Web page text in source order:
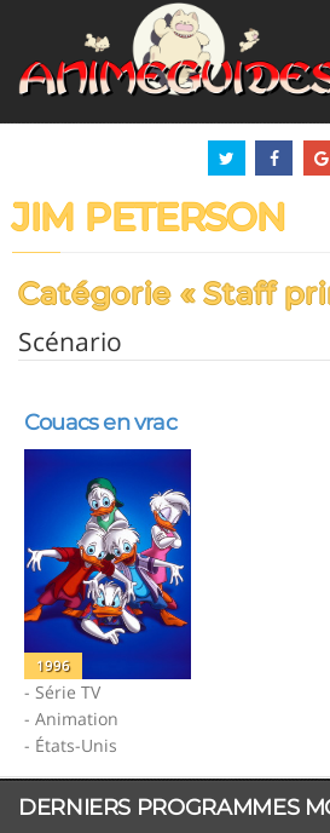
JIM PETERSON
Catégorie « Staff
Scénario
Couacs en vrac
1996
- Série TV
- Animation
- États-Unis
DERNIERS PROGRAMMES
Panneau de gestion des cookies